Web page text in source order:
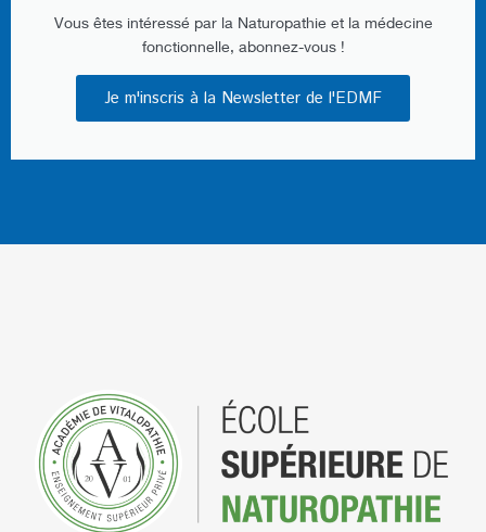
Vous êtes intéressé par la Naturopathie et la médecine
fonctionnelle, abonnez-vous !
Je m'inscris à la Newsletter de l'EDMF